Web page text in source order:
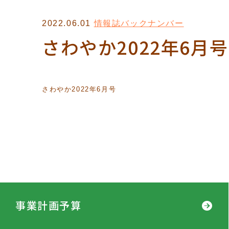
2022.06.01情報誌バックナンバー
さわやか2022年6月号
さわやか2022年6月号
事業計画予算